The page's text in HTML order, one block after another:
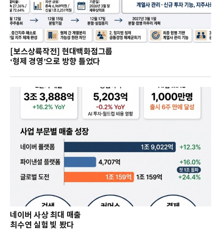
[보스상륙작전] 현대백화점그룹
‘형제 경영’으로 방향 틀었다
네이버 사상 최대 매출
최수연 실험 빛 봤다